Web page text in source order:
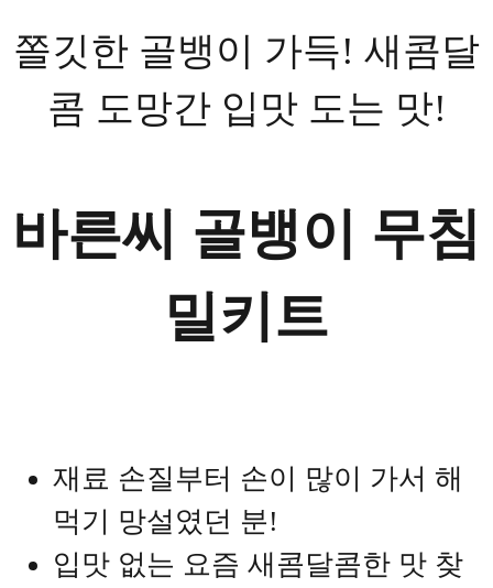
쫄깃한 골뱅이 가득! 새콤달
콤 도망간 입맛 도는 맛!
바른씨 골뱅이 무침
밀키트
재료 손질부터 손이 많이 가서 해
먹기 망설였던 분!
입맛 없는 요즘 새콤달콤한 맛 찾